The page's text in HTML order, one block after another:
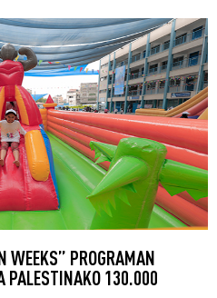
WEEKS” PROGRAMAN
PALESTINAKO 130.000